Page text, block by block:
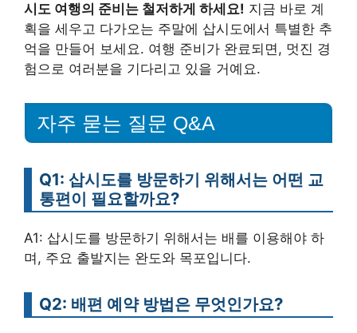
시도 여행의 준비는 철저하게 하세요! 지금 바로 계
획을 세우고 다가오는 주말에 삽시도에서 특별한 추
억을 만들어 보세요. 여행 준비가 완료되면, 멋진 경
험으로 여러분을 기다리고 있을 거예요.
자주 묻는 질문 Q&A
Q1: 삽시도를 방문하기 위해서는 어떤 교
통편이 필요할까요?
A1: 삽시도를 방문하기 위해서는 배를 이용해야 하
며, 주요 출발지는 완도와 목포입니다.
Q2: 배편 예약 방법은 무엇인가요?